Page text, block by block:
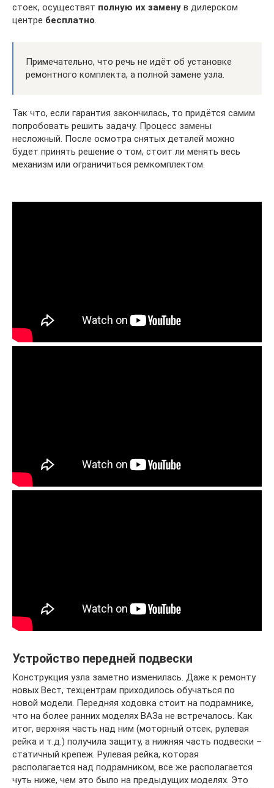
стоек, осуществят полную их замену в дилерском
центре бесплатно.
Примечательно, что речь не идёт об установке
ремонтного комплекта, а полной замене узла.
Так что, если гарантия закончилась, то придётся самим
попробовать решить задачу. Процесс замены
несложный. После осмотра снятых деталей можно
будет принять решение о том, стоит ли менять весь
механизм или ограничиться ремкомплектом.
Устройство передней подвески
Конструкция узла заметно изменилась. Даже к ремонту
новых Вест, техцентрам приходилось обучаться по
новой модели. Передняя ходовка стоит на подрамнике,
что на более ранних моделях ВАЗа не встречалось. Как
итог, верхняя часть над ним (моторный отсек, рулевая
рейка и т.д.) получила защиту, а нижняя часть подвески –
статичный крепеж. Рулевая рейка, которая
располагается над подрамником, все же располагается
чуть ниже, чем это было на предыдущих моделях. Это